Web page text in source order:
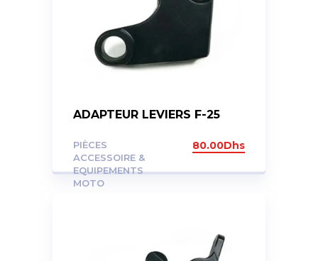
ADAPTEUR LEVIERS F-25
PIÈCES
ACCESSOIRE &
EQUIPEMENTS
MOTO
80.00Dhs